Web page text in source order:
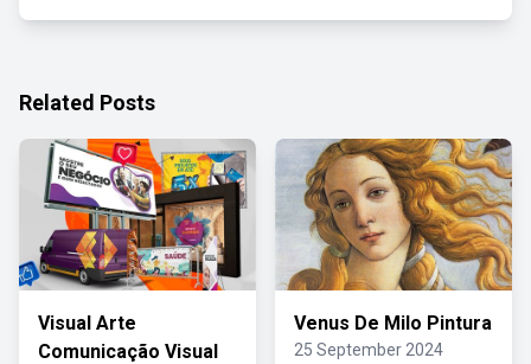
Related Posts
Visual Arte
Comunicação Visual
Venus De Milo Pintura
25 September 2024